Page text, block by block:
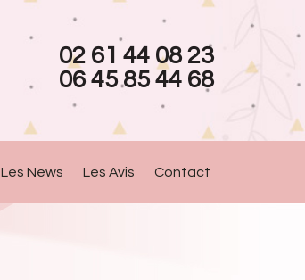
02 61 44 08 23
06 45 85 44 68
Les News Les Avis Contact